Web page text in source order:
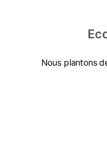
Nous plantons